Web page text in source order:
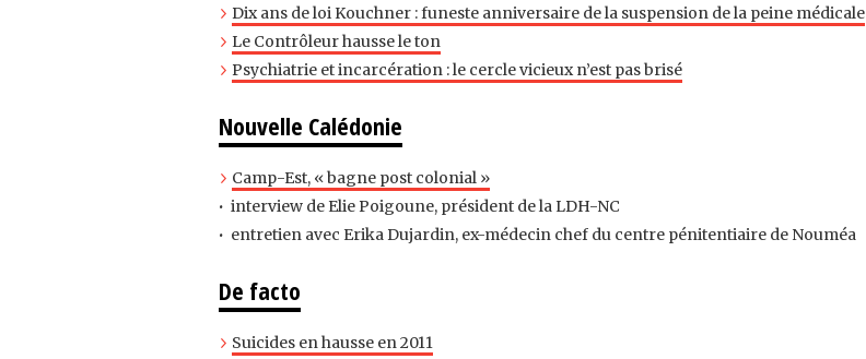
Dix ans de loi Kouchner : funeste anniversaire de la suspension de la peine médicale
Le Contrôleur hausse le ton
Psychiatrie et incarcération : le cercle vicieux n’est pas brisé
Nouvelle Calédonie
Camp-Est, « bagne post colonial »
interview de Elie Poigoune, président de la LDH-NC
entretien avec Erika Dujardin, ex-médecin chef du centre pénitentiaire de Nouméa
De facto
Suicides en hausse en 2011